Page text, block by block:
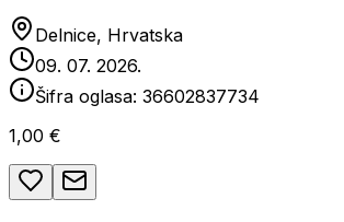
Delnice, Hrvatska
09. 07. 2026.
Šifra oglasa: 36602837734
1,00 €